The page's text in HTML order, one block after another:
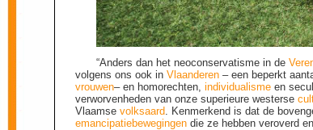
“Anders dan het neoconservatisme in de
volgens ons ook inVlaanderen – een beperkt
vrouwen– en homorechten,individualisme en
verworvenheden van onze superieure westerse
Vlaamsevolksaard . Kenmerkend is dat de
emancipatiebewegingen die ze hebben veroverd